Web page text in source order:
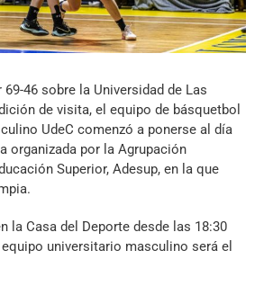
Especiales
Archivo Sonoro
46 sobre la Universidad de Las
de visita, el equipo de básquetbol
UdeC comenzó a ponerse al día
organizada por la Agrupación
Superior, Adesup, en la que
la Casa del Deporte desde las 18:30
universitario masculino será el